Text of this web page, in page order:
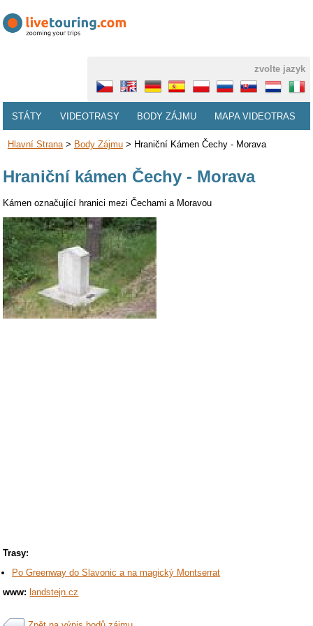
zvolte jazyk
STÁTY VIDEOTRASY BODY ZÁJMU MAPA VIDEOTRAS
Hlavní Strana> Body Zájmu> Hraniční Kámen Čechy - Morava
Hraniční kámen Čechy - Morava
Kámen označující hranici mezi Čechami a Moravou
Trasy:
Po Greenway do Slavonic a na magický Montserrat
www: landstejn.cz